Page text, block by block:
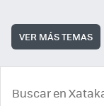
VER MÁS TEMAS